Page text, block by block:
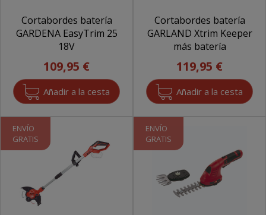
Cortabordes batería
GARDENA EasyTrim 25
18V
109,95 €
Cortabordes batería
GARLAND Xtrim Keeper
más batería
119,95 €
ENVÍO
GRATIS
ENVÍO
GRATIS